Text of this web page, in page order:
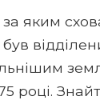
яким
році.